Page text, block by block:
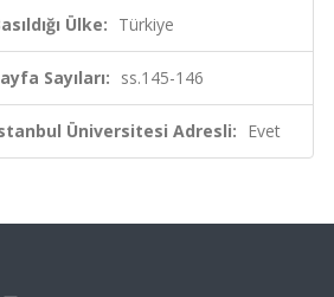
Ülke: Türkiye
Sayıları: ss.145-146
Üniversitesi Adresli: Evet